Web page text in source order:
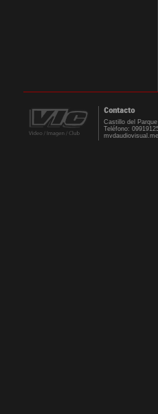
Contacto
Castillo del
Teléfono: